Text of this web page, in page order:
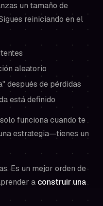
un tamaño de
reiniciando en el
aleatorio
después de pérdidas
está definido
funciona cuando te
estrategia—tienes un
Es un mejor orden de
a construir una